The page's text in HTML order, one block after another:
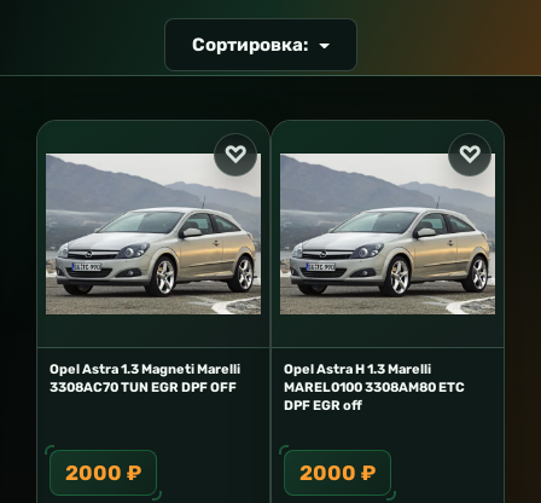
Сортировка:
Opel Astra 1.3 Magneti Marelli
3308AC70 TUN EGR DPF OFF
2000 ₽
Opel Astra H 1.3 Marelli
MAREL0100 3308AM80 ETC
DPF EGR off
2000 ₽